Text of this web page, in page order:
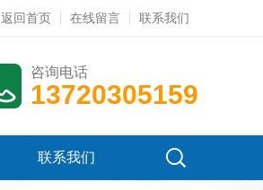
返回首页 在线留言 联系我们
咨询电话
13720305159
联系我们